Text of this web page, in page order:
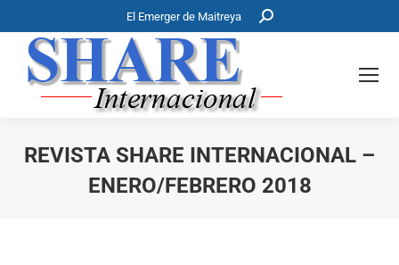
El Emerger de Maitreya Buscar:
REVISTA SHARE INTERNACIONAL –
ENERO/FEBRERO 2018